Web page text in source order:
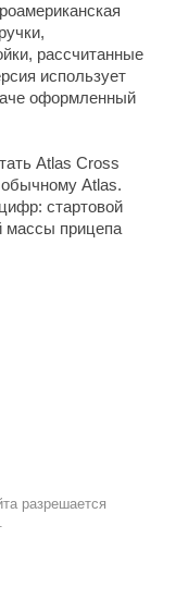
рассчитанные
использует
оформленный
Atlas Cross
обычному Atlas.
стартовой
массы прицепа
разрешается
.